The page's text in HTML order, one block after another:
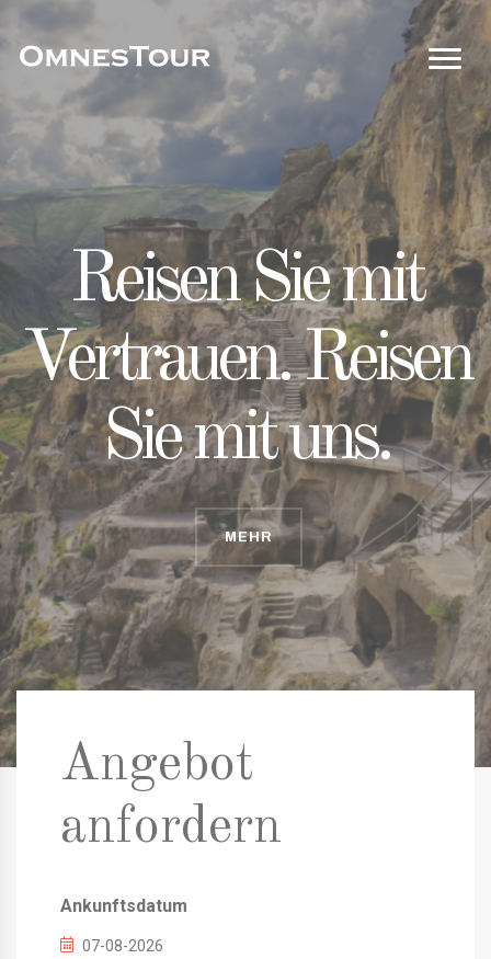
Dein Pass zu
perfekten
Ausflügen!
MEHR
Reisen Sie mit
Vertrauen. Reisen
Sie mit uns.
MEHR
Entfessle
Abenteuer,
entwirre
Erinnerungen!
MEHR
Angebot
anfordern
Ankunftsdatum